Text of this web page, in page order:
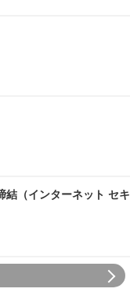
結（インターネット セキ